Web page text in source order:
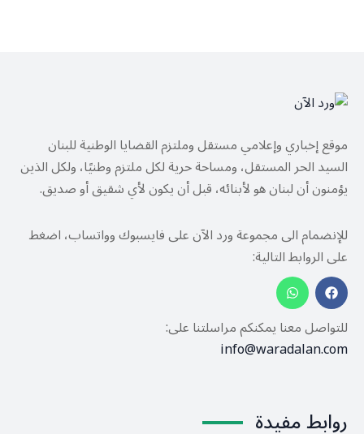
موقع إخباري وإعلامي مستقل وملتزم القضايا الوطنية للبنان
السيد الحر المستقل، ومساحة حرية لكل ملتزم وطنيًا، ولكل الذين
يؤمنون أن لبنان هو لأبنائه، قبل أن يكون لأي شقيق أو صديق.
للإنضمام الى مجموعة ورد الآن على فايسبوك وواتساب، اضغط
على الروابط التالية:
للتواصل معنا يمكنكم مراسلتنا على:
info@waradalan.com
روابط مفيدة